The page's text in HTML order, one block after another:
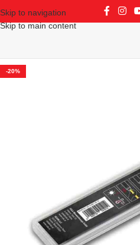
Skip to navigation
Skip to main content
-20%